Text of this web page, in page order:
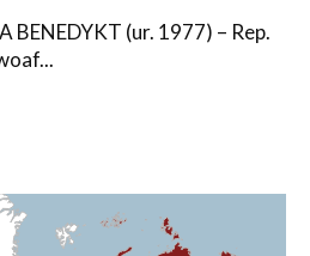
BENEDYKT (ur. 1977) – Rep.